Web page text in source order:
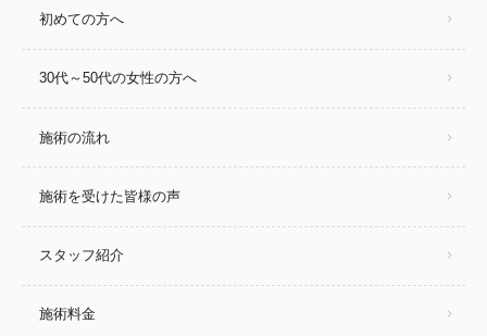
初めての方へ
30代～50代の女性の方へ
施術の流れ
施術を受けた皆様の声
スタッフ紹介
施術料金